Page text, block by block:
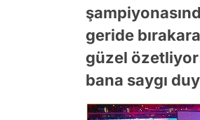
geride
güzel
bana saygı